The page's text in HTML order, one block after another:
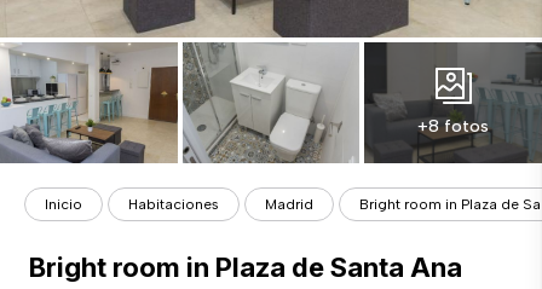
+8 fotos
Inicio Habitaciones Madrid Bright room in Plaza de
Bright room in Plaza de Santa Ana